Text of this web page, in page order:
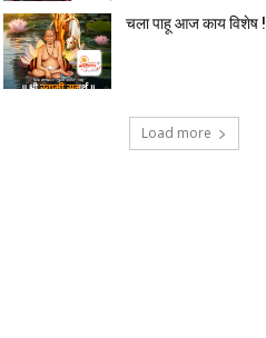
चला पाहू आज काय विशेष !
Load more